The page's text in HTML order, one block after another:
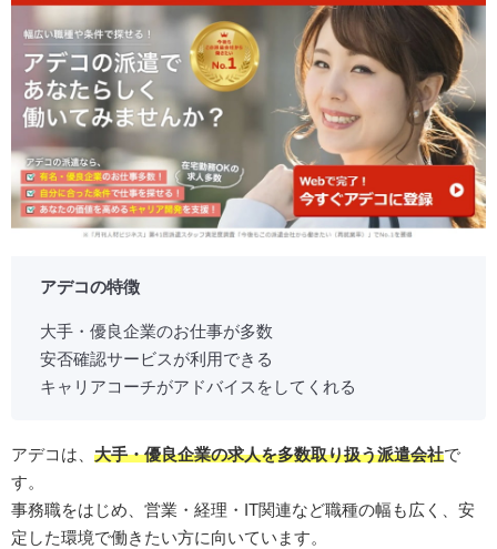
アデコの特徴
大手・優良企業のお仕事が多数
安否確認サービスが利用できる
キャリアコーチがアドバイスをしてくれる
アデコは、 大手・優良企業の求人を多数取り扱う派遣会社で
す。
事務職をはじめ、営業・経理・IT関連など職種の幅も広く、安
定した環境で働きたい方に向いています。